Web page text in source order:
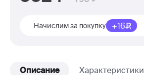
Начислим за покупку +16
Описание Характеристики